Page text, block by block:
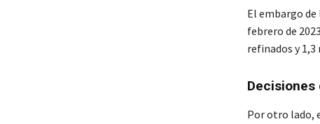
El embargo
febrero de
refinados y
Decisiones
Por otro lado,